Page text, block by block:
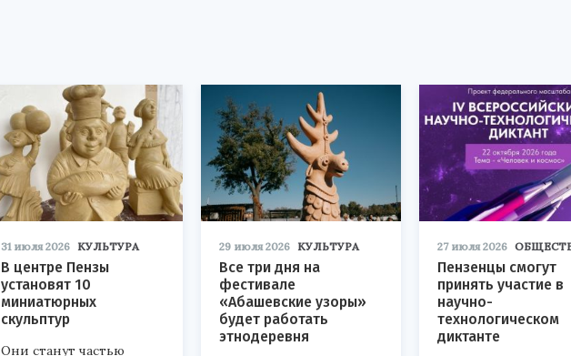
31 июля 2026 КУЛЬТУРА
В центре Пензы
установят 10
миниатюрных
скульптур
Они станут частью
29 июля 2026 КУЛЬТУРА
Все три дня на
фестивале
«Абашевские узоры»
будет работать
этнодеревня
27 июля 2026
Пензенцы смогут
принять участие в
научно-
технологическом
диктанте